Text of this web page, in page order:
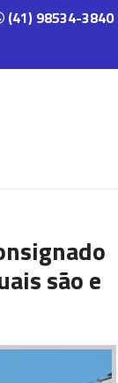
(41) 98534-3840
são e